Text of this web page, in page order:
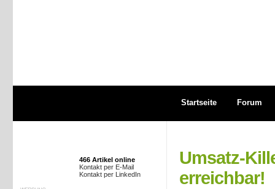
Startseite Forum
466 Artikel online
Kontakt per E-Mail
Kontakt per LinkedIn
Umsatz-
erreichbar!